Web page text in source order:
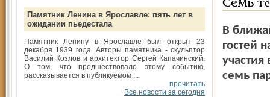
Памятник Ленина в Ярославле: пять лет в
ожидании пьедестала
Памятник Ленину в Ярославле был открыт 23
декабря 1939 года. Авторы памятника - скульптор
Василий Козлов и архитектор Сергей Капачинский.
О том, что предшествовало этому событию,
рассказывается в публикуемом ...
прочитать
Все новости за сегодня
Семь
В
гостей
семь